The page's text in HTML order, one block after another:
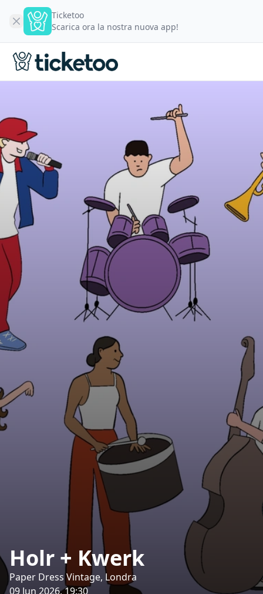
Ticketoo
Scarica ora la nostra nuova app!
Holr + Kwerk
Paper Dress Vintage, Londra
09 Jun 2026, 19:30